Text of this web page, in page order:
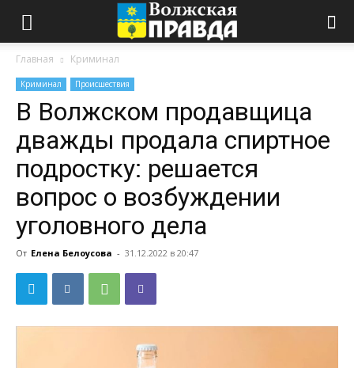
Главная Криминал
Криминал Происшествия
В Волжском продавщица
дважды продала спиртное
подростку: решается
вопрос о возбуждении
уголовного дела
От Елена Белоусова - 31.12.2022 в 20:47